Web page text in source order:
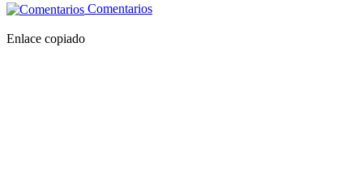
Comentarios
Enlace copiado